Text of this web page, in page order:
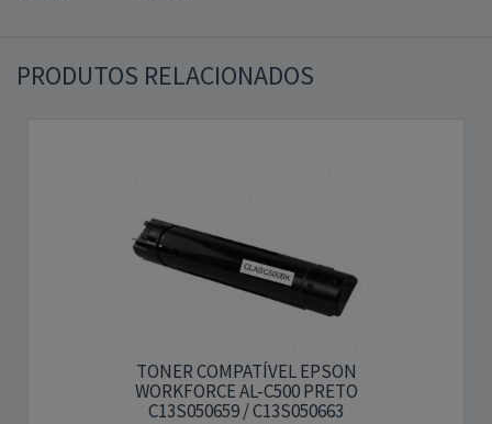
PRODUTOS RELACIONADOS
TONER COMPATÍVEL EPSON
WORKFORCE AL-C500 PRETO
C13S050659 / C13S050663